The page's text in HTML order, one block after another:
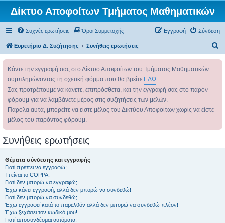
Δίκτυο Αποφοίτων Τμήματος Μαθηματικών
Συχνές ερωτήσεις Όροι Συμμετοχής Σύνδεση
Εγγραφή
Ευρετήριο Δ. Συζήτησης Συνήθεις ερωτήσεις
σ
Κάντε την εγγραφή σας στο Δίκτυο Αποφοίτων του Τμήματος Μαθηματικών
συμπληρώνοντας τη σχετική φόρμα που θα βρείτε ΕΔΩ.
Σας προτρέπουμε να κάνετε, επιπρόσθετα, και την εγγραφή σας στο παρόν
φόρουμ για να λαμβάνετε μέρος στις συζητήσεις των μελών.
Παρόλα αυτά, μπορείτε να είστε μέλος του Δικτύου Αποφοίτων χωρίς να είστε
μέλος του παρόντος φόρουμ.
Συνήθεις ερωτήσεις
Θέματα σύνδεσης και εγγραφής
Γιατί πρέπει να εγγραφώ;
Τι είναι το COPPA;
Γιατί δεν μπορώ να εγγραφώ;
Έχω κάνει εγγραφή, αλλά δεν μπορώ να συνδεθώ!
Γιατί δεν μπορώ να συνδεθώ;
Έχω εγγραφεί κατά το παρελθόν αλλά δεν μπορώ να συνδεθώ πλέον!
Έχω ξεχάσει τον κωδικό μου!
Γιατί αποσυνδέομαι αυτόματα;